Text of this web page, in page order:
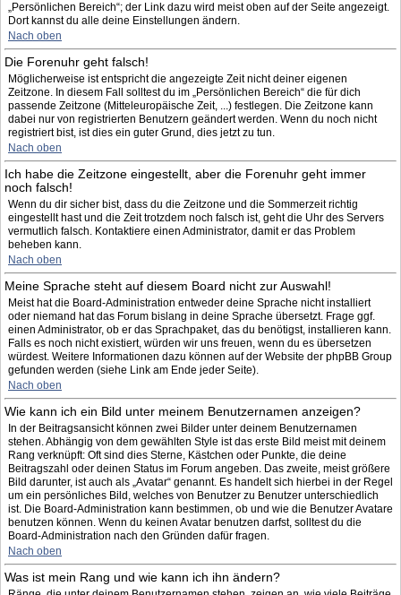
„Persönlichen Bereich“; der Link dazu wird meist oben auf der Seite angezeigt.
Dort kannst du alle deine Einstellungen ändern.
Nach oben
Die Forenuhr geht falsch!
Möglicherweise ist entspricht die angezeigte Zeit nicht deiner eigenen
Zeitzone. In diesem Fall solltest du im „Persönlichen Bereich“ die für dich
passende Zeitzone (Mitteleuropäische Zeit, ...) festlegen. Die Zeitzone kann
dabei nur von registrierten Benutzern geändert werden. Wenn du noch nicht
registriert bist, ist dies ein guter Grund, dies jetzt zu tun.
Nach oben
Ich habe die Zeitzone eingestellt, aber die Forenuhr geht immer
noch falsch!
Wenn du dir sicher bist, dass du die Zeitzone und die Sommerzeit richtig
eingestellt hast und die Zeit trotzdem noch falsch ist, geht die Uhr des Servers
vermutlich falsch. Kontaktiere einen Administrator, damit er das Problem
beheben kann.
Nach oben
Meine Sprache steht auf diesem Board nicht zur Auswahl!
Meist hat die Board-Administration entweder deine Sprache nicht installiert
oder niemand hat das Forum bislang in deine Sprache übersetzt. Frage ggf.
einen Administrator, ob er das Sprachpaket, das du benötigst, installieren kann.
Falls es noch nicht existiert, würden wir uns freuen, wenn du es übersetzen
würdest. Weitere Informationen dazu können auf der Website der phpBB Group
gefunden werden (siehe Link am Ende jeder Seite).
Nach oben
Wie kann ich ein Bild unter meinem Benutzernamen anzeigen?
In der Beitragsansicht können zwei Bilder unter deinem Benutzernamen
stehen. Abhängig von dem gewählten Style ist das erste Bild meist mit deinem
Rang verknüpft: Oft sind dies Sterne, Kästchen oder Punkte, die deine
Beitragszahl oder deinen Status im Forum angeben. Das zweite, meist größere
Bild darunter, ist auch als „Avatar“ genannt. Es handelt sich hierbei in der Regel
um ein persönliches Bild, welches von Benutzer zu Benutzer unterschiedlich
ist. Die Board-Administration kann bestimmen, ob und wie die Benutzer Avatare
benutzen können. Wenn du keinen Avatar benutzen darfst, solltest du die
Board-Administration nach den Gründen dafür fragen.
Nach oben
Was ist mein Rang und wie kann ich ihn ändern?